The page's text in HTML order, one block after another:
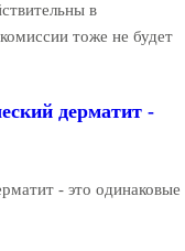
в
тоже не будет
дерматит -
- это одинаковые